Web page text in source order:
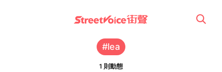
#lea
1 則動態